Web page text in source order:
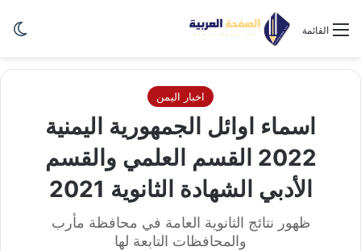
القائمة
اخبار اليمن
اسماء اوائل الجمهورية اليمنية
2022 القسم العلمي والقسم
الأدبي الشهادة الثانوية 2021
ظهور نتائج الثانوية العامة في محافظة مأرب
والمحافظات التابعة لها